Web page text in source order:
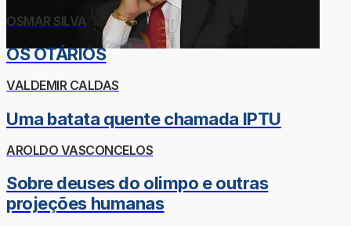
OSMAR SILVA
OS OTÁRIOS
VALDEMIR CALDAS
Uma batata quente chamada IPTU
AROLDO VASCONCELOS
Sobre deuses do olimpo e outras
projeções humanas